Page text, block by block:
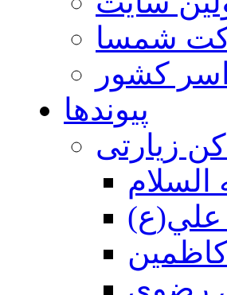
شمسا
کشور
پیوندها
زیارتی
علي(ع)
رضوي